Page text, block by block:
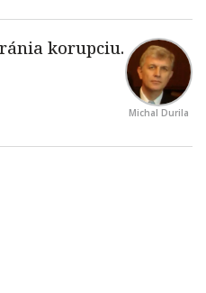
Michal Durila